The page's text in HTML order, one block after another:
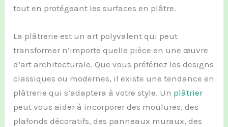
tout en protégeant les surfaces en plâtre.
La plâtrerie est un art polyvalent qui peut
transformer n’importe quelle pièce en une œuvre
d’art architecturale. Que vous préfériez les designs
classiques ou modernes, il existe une tendance en
plâtrerie qui s’adaptera à votre style. Un plâtrier
peut vous aider à incorporer des moulures, des
plafonds décoratifs, des panneaux muraux, des